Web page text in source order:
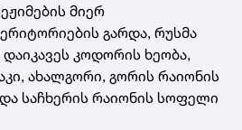
მიერ
გარდა, რუსმა
კოდორის ხეობა,
ახალგორი, გორის რაიონის
საჩხერის რაიონის სოფელი